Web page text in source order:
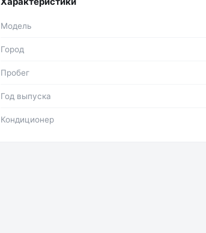
Модель
Город
Пробег
Год выпуска
Кондиционер